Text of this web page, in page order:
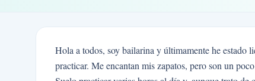
Hola a todos, soy bailarina y últimamente he estado
practicar. Me encantan mis zapatos, pero son un